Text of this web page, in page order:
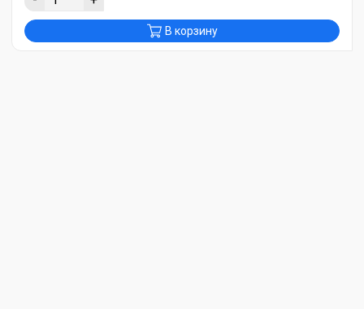
В корзину